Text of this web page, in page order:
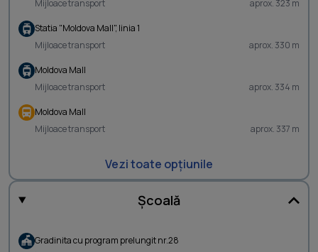
Mijloace transport aprox. 323 m
Statia "Moldova Mall", linia 1
Mijloace transport
aprox. 330 m
Moldova Mall
Mijloace transport
aprox. 334 m
Moldova Mall
Mijloace transport
aprox. 337 m
Vezi toate opțiunile
Școală
Gradinita cu program prelungit nr.28